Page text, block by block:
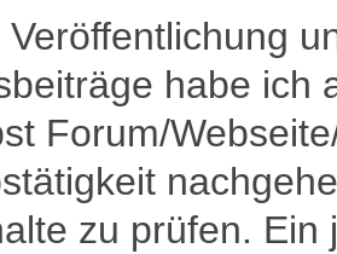
habe ich
Forum/
zu prüfen.